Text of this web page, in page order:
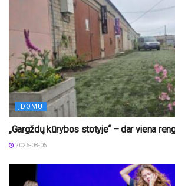
ĮDOMU
„Gargždų kūrybos stotyje“ – dar viena
2026-08-05